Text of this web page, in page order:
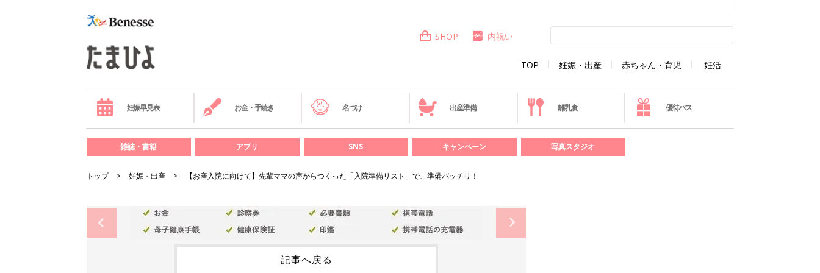
TOP 妊娠・出産 赤ちゃん・育児 妊活
SHOP 内祝い
妊娠早見表 お金・手続き 名づけ 出産準備 離乳食 優待パス
雑誌・書籍 アプリ SNS キャンペーン 写真スタジオ
トップ 妊娠・出産 【お産入院に向けて】先輩ママの声からつくった「入院準備リスト」で、準備バッチリ！
記事へ戻る